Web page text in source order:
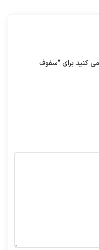
می کنید برای “سفوف